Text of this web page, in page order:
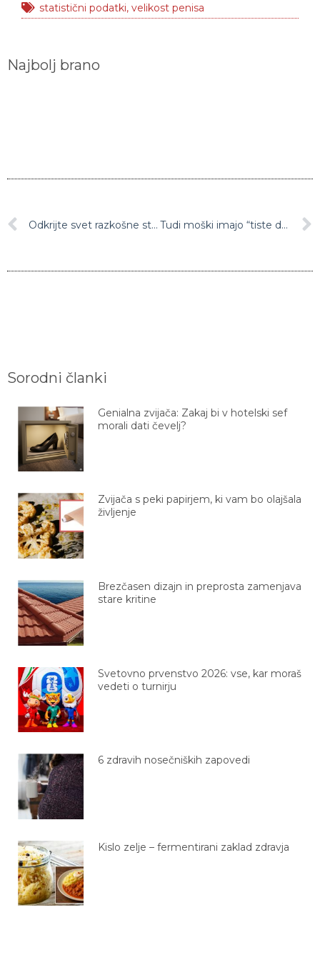
statistični podatki, velikost penisa
Najbolj brano
Odkrijte svet razkošne strasti z igro Black Donna Tudi moški imajo “tiste dneve v mesecu”: Kaj je v resnici na tem?
Sorodni članki
Genialna zvijača: Zakaj bi v hotelski sef
morali dati čevelj?
Zvijača s peki papirjem, ki vam bo olajšala
življenje
Brezčasen dizajn in preprosta zamenjava
stare kritine
Svetovno prvenstvo 2026: vse, kar moraš
vedeti o turnirju
6 zdravih nosečniških zapovedi
Kislo zelje – fermentirani zaklad zdravja